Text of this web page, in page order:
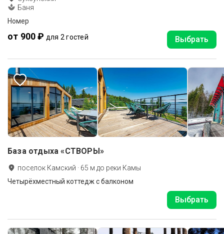
Баня
Номер
от 900 ₽ для 2 гостей Выбрать
База отдыха «СТВОРЫ»
поселок Камский · 65 м до реки Камы
Четырёхместный коттедж с балконом
Выбрать